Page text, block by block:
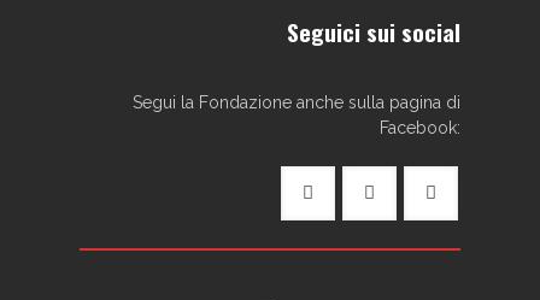
Seguici sui social
Segui la Fondazione anche sulla pagina di
Facebook: